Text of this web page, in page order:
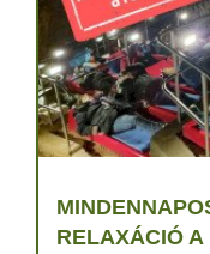
RELAXÁCIÓ A